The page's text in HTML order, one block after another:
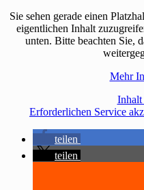
Sie sehen gerade einen
eigentlichen Inhalt
unten. Bitte beachten Sie,
Mehr
Inhalt
Erforderlichen Service
teilen
teilen